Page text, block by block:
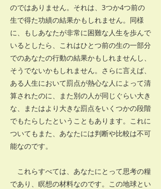
のではありません。それは、3つか4つ前の
生で得た功績の結果かもしれません。同様
に、もしあなたが非常に困難な人生を歩んで
いるとしたら、これはひとつ前の生の一部分
でのあなたの行動の結果かもしれませんし、
そうでないかもしれません。さらに言えば、
ある人生において罰点が熱心な人によって清
算されたのに、また別の人が同じぐらい大き
な、またはより大きな罰点をいくつかの段階
でもたらしたということもあります。これに
ついてもまた、あなたには判断や比較は不可
能なのです。
これらすべては、あなたにとって思考の糧
であり、瞑想の材料なのです。この地球とい